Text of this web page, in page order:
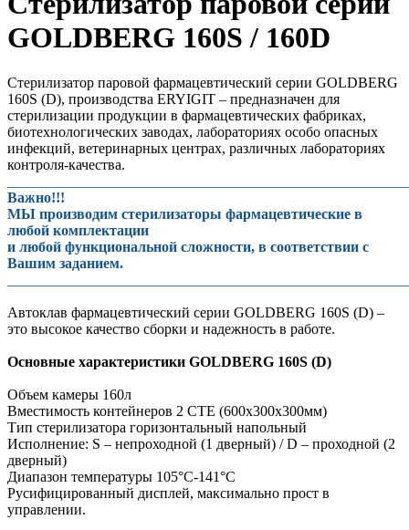
GOLDBERG 160S / 160D
Стерилизатор паровой фармацевтический серии GOLDBERG
160S (D), производства ERYIGIT – предназначен для
стерилизации продукции в фармацевтических фабриках,
биотехнологических заводах, лабораториях особо опасных
инфекций, ветеринарных центрах, различных лабораториях
контроля-качества.
Важно!!!
МЫ производим стерилизаторы фармацевтические в
любой комплектации
и любой функциональной сложности, в соответствии с
Вашим заданием.
Автоклав фармацевтический серии GOLDBERG 160S (D) –
это высокое качество сборки и надежность в работе.
Основные характеристики GOLDBERG 160S (D)
Объем камеры 160л
Вместимость контейнеров 2 СТЕ (600х300х300мм)
Тип стерилизатора горизонтальный напольный
Исполнение: S – непроходной (1 дверный) / D – проходной (2
дверный)
Диапазон температуры 105°С-141°С
Русифицированный дисплей, максимально прост в
управлении.